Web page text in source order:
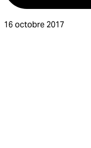
16 octobre 2017